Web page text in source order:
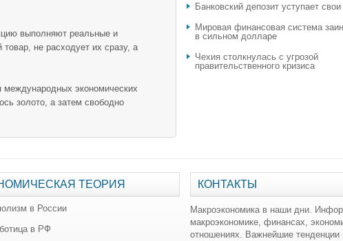
выполняют реальные и
не расходует их сразу, а
международных экономических
золото, а затем свободно
​Банковский депозит уступает
Мировая финансовая система
в сильном долларе
Чехия столкнулась с угрозой
правительственного кризиса
ТЕОРИЯ
в России
в РФ
КОНТАКТЫ
Макроэкономика в наши дни.
макроэкономике, финансах,
отношениях. Важнейшие тенденции